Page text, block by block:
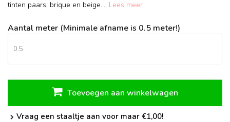
tinten paars, brique en beige.... Lees meer
Aantal meter (Minimale afname is 0.5 meter!)
Toevoegen aan winkelwagen
Vraag een staaltje aan voor maar €1,00!